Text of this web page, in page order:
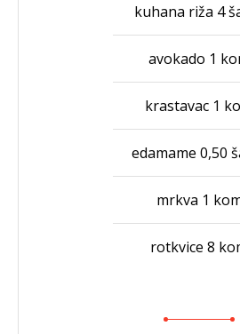
kuhana riža 4
avokado 1
krastavac 1
edamame 0,50
mrkva 1
rotkvice 8